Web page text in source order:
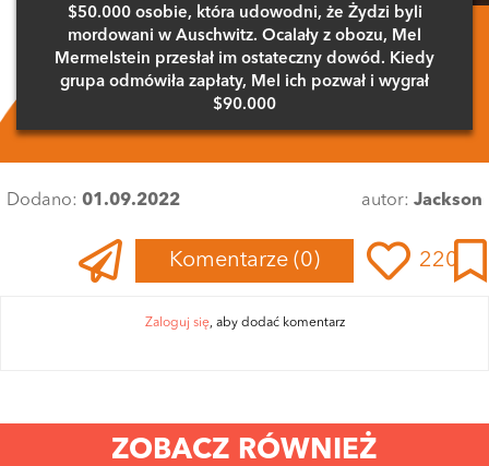
$50.000 osobie, która udowodni, że Żydzi byli
mordowani w Auschwitz. Ocalały z obozu, Mel
Mermelstein przesłał im ostateczny dowód. Kiedy
grupa odmówiła zapłaty, Mel ich pozwał i wygrał
$90.000
Dodano: 01.09.2022 autor: Jackson
Komentarze (0) 220
Zaloguj się, aby dodać komentarz
ZOBACZ RÓWNIEŻ